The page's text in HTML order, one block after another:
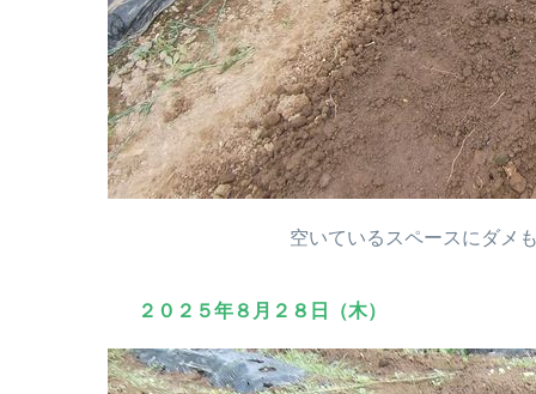
空いているスペースにダメ
２０２５年８月２８日（木）